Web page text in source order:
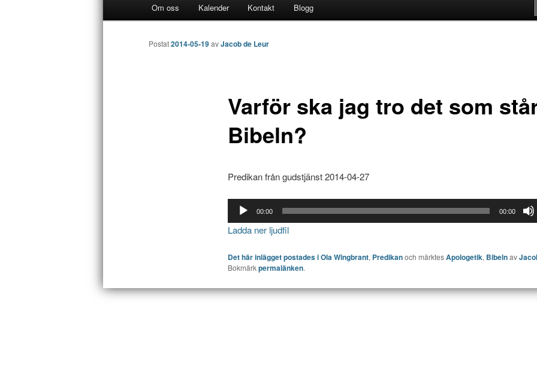
Hoppa
till
Om oss Kalender Kontakt Blogg
Varför ska jag tro det som
Bibeln?
Postat2014-05-19avJacob de Leur
Predikan från gudstjänst 2014-04-27
Ljudspelare00:00 00:00
Ladda ner ljudfil
Det här inlägget postades iOla Wingbrant, Predikanoch märktesApologetik, Bibelnav
Bokmärkpermalänken.